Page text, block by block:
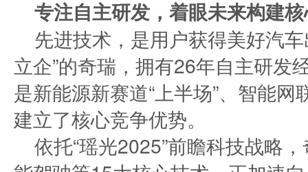
专注自主研发，着眼未来构建
先进技术，是用户获得美好汽
立企”的奇瑞，拥有26年自主研发
是新能源新赛道“上半场”、智能网
建立了核心竞争优势。
依托“瑶光2025”前瞻科技战略